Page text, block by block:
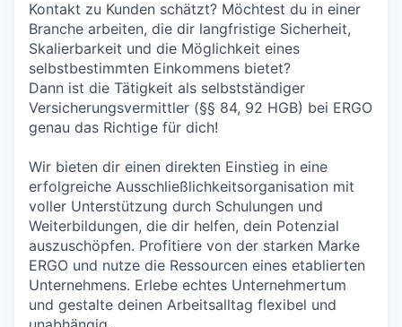
Kontakt zu Kunden schätzt? Möchtest du in einer
Branche arbeiten, die dir langfristige Sicherheit,
Skalierbarkeit und die Möglichkeit eines
selbstbestimmten Einkommens bietet?
Dann ist die Tätigkeit als selbstständiger
Versicherungsvermittler (§§ 84, 92 HGB) bei ERGO
genau das Richtige für dich!
Wir bieten dir einen direkten Einstieg in eine
erfolgreiche Ausschließlichkeitsorganisation mit
voller Unterstützung durch Schulungen und
Weiterbildungen, die dir helfen, dein Potenzial
auszuschöpfen. Profitiere von der starken Marke
ERGO und nutze die Ressourcen eines etablierten
Unternehmens. Erlebe echtes Unternehmertum
und gestalte deinen Arbeitsalltag flexibel und